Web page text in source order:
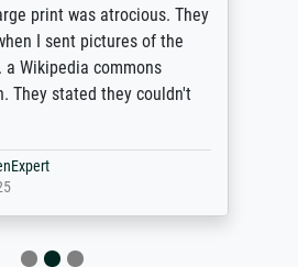
print was atrocious. They
I sent pictures of the
Wikipedia commons
They stated they couldn't